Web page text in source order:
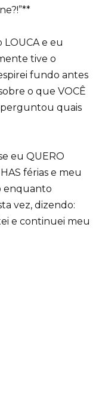
LOUCA e eu
tive o
fundo antes
o que VOCÊ
perguntou quais
eu QUERO
férias e meu
enquanto
vez, dizendo:
e continuei meu